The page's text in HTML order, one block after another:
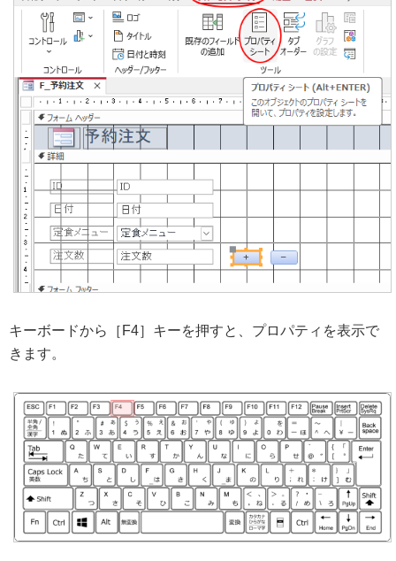
キーボードから［F4］キーを押すと、プロパティを表示で
きます。